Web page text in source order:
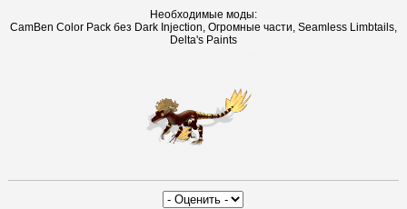
Необходимые моды:
CamBen Color Pack без Dark Injection, Огромные части, Seamless Limbtails,
Delta's Paints